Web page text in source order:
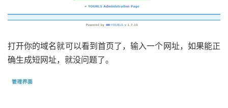
* 这里会填上负面、潜在误导性的词语
*/
'porn', 'faggot', 'sex' 'nigger', 'fuck',
);
打开你的域名就可以看到首页了，输入一个网址，如果能正
确生成短网址，就没问题了。